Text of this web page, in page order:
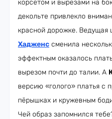
корсетом и вырезами на
декольте привлекло
красной дорожке. Ведущая
Хадженс сменила
эффектным оказалось
вырезом почти до талии. А
версию «голого» платья с
пёрышках и кружевным
Чей образ запомнился